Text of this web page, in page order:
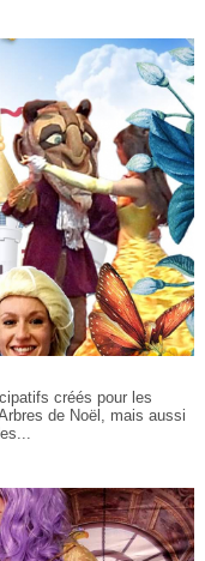
créés pour les
de Noël, mais aussi